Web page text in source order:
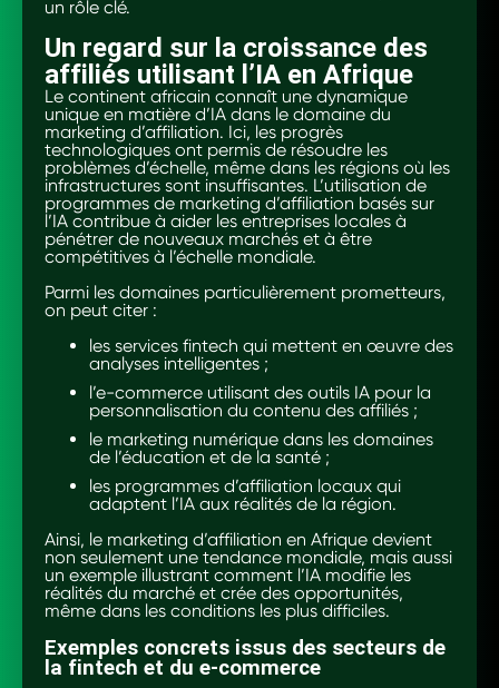
un rôle clé.
Un regard sur la croissance des
affiliés utilisant l’IA en Afrique
Le continent africain connaît une dynamique
unique en matière d’IA dans le domaine du
marketing d’affiliation. Ici, les progrès
technologiques ont permis de résoudre les
problèmes d’échelle, même dans les régions où les
infrastructures sont insuffisantes. L’utilisation de
programmes de marketing d’affiliation basés sur
l’IA contribue à aider les entreprises locales à
pénétrer de nouveaux marchés et à être
compétitives à l’échelle mondiale.
Parmi les domaines particulièrement prometteurs,
on peut citer :
les services fintech qui mettent en œuvre des
analyses intelligentes ;
l’e-commerce utilisant des outils IA pour la
personnalisation du contenu des affiliés ;
le marketing numérique dans les domaines
de l’éducation et de la santé ;
les programmes d’affiliation locaux qui
adaptent l’IA aux réalités de la région.
Ainsi, le marketing d’affiliation en Afrique devient
non seulement une tendance mondiale, mais aussi
un exemple illustrant comment l’IA modifie les
réalités du marché et crée des opportunités,
même dans les conditions les plus difficiles.
Exemples concrets issus des secteurs de
la fintech et du e-commerce